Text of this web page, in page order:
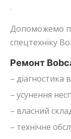
.
Допоможемо
спецтехніку
Ремонт
– діагностика
– усунення
– власний
– технічне